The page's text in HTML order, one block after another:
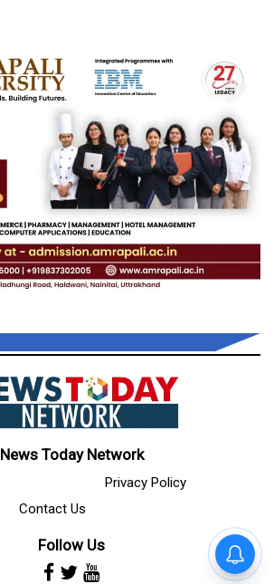
News Today Network
Privacy Policy
Contact Us
Follow Us